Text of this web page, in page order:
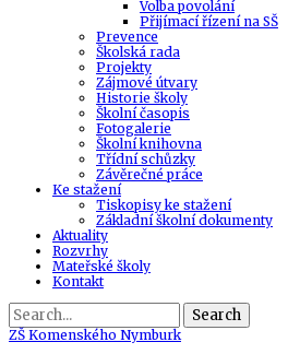
Volba povolání
Přijímací řízení na SŠ
Prevence
Školská rada
Projekty
Zájmové útvary
Historie školy
Školní časopis
Fotogalerie
Školní knihovna
Třídní schůzky
Závěrečné práce
Ke stažení
Tiskopisy ke stažení
Základní školní dokumenty
Aktuality
Rozvrhy
Mateřské školy
Kontakt
Search
ZŠ Komenského Nymburk